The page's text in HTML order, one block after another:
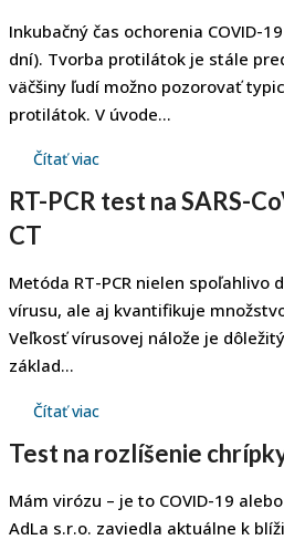
Inkubačný čas ochorenia COVID-
dní). Tvorba protilátok je stále
väčšiny ľudí možno pozorovať
protilátok. V úvode...
Čítať viac
RT-PCR test na SARS-
CT
Metóda RT-PCR nielen
vírusu, ale aj kvantifikuje
Veľkosť vírusovej nálože je
základ...
Čítať viac
Test na rozlíšenie
Mám virózu – je to COVID-19
AdLa s.r.o. zaviedla aktuálne k